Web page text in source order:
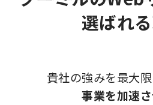
選ばれ
貴社の強みを最大限
事業を加速さ